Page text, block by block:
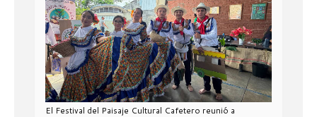
El Festival del Paisaje Cultural Cafetero reunió a